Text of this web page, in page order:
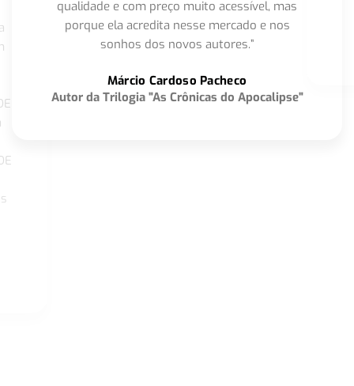
qualidade e com preço muito acessível, mas
porque ela acredita nesse mercado e nos
sonhos dos novos autores.”
Márcio Cardoso Pacheco
Autor da Trilogia "As Crônicas do Apocalipse"